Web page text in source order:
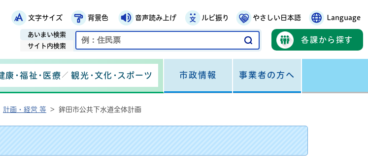
ームページ文字サイズ 背景色 音声読み上げ ルビ振り やさしい日本語 Language
各課から探す
あいまい検索
サイト内検索
Instagram
田市公式Facebook
鉾田市公式LINE
康・福祉・医療 観光・文化・スポーツ 市政情報 事業者の方へ
計画・経営 等 > 鉾田市公共下水道全体計画